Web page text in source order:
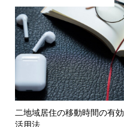
二地域居住の移動時間の有効
活用法